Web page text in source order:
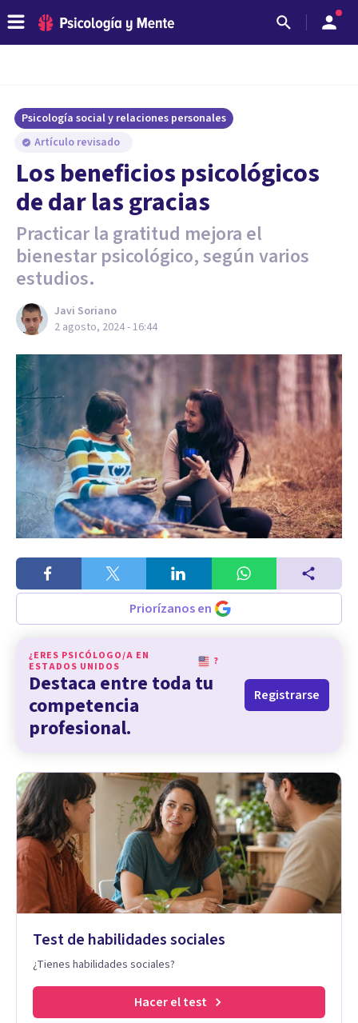
Psicología social y relaciones personales
Artículo revisado
Los beneficios psicológicos
de dar las gracias
Practicar la gratitud mejora el
bienestar psicológico, según varios
estudios.
Javi Soriano
2 agosto, 2024 - 16:44
Priorízanos en
¿ERES PSICÓLOGO/A EN
ESTADOS UNIDOS
?
Destaca entre toda tu
competencia
profesional.
Registrarse
Test de habilidades sociales
¿Tienes habilidades sociales?
Hacer el test